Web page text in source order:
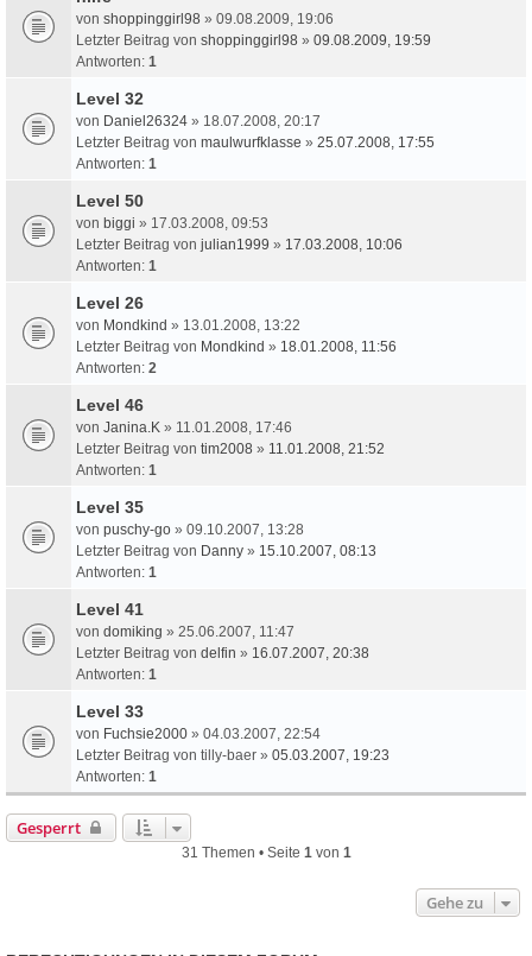
von shoppinggirl98 » 09.08.2009, 19:06
Letzter Beitrag von shoppinggirl98 » 09.08.2009, 19:59
Antworten: 1
Level 32
von Daniel26324 » 18.07.2008, 20:17
Letzter Beitrag von maulwurfklasse » 25.07.2008, 17:55
Antworten: 1
Level 50
von biggi » 17.03.2008, 09:53
Letzter Beitrag von julian1999 » 17.03.2008, 10:06
Antworten: 1
Level 26
von Mondkind » 13.01.2008, 13:22
Letzter Beitrag von Mondkind » 18.01.2008, 11:56
Antworten: 2
Level 46
von Janina.K » 11.01.2008, 17:46
Letzter Beitrag von tim2008 » 11.01.2008, 21:52
Antworten: 1
Level 35
von puschy-go » 09.10.2007, 13:28
Letzter Beitrag von Danny » 15.10.2007, 08:13
Antworten: 1
Level 41
von domiking » 25.06.2007, 11:47
Letzter Beitrag von delfin » 16.07.2007, 20:38
Antworten: 1
Level 33
von Fuchsie2000 » 04.03.2007, 22:54
Letzter Beitrag von tilly-baer » 05.03.2007, 19:23
Antworten: 1
Gesperrt
31 Themen • Seite 1von 1
Gehe zu